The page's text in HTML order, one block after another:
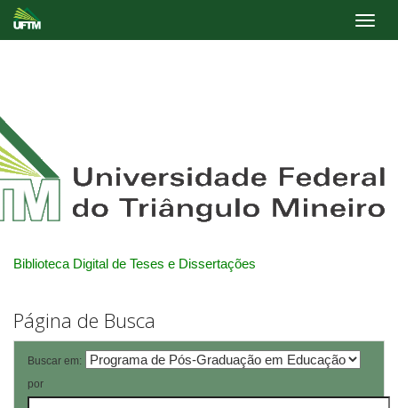
Biblioteca Digital de Teses e Dissertações
Página de Busca
Buscar em:
por